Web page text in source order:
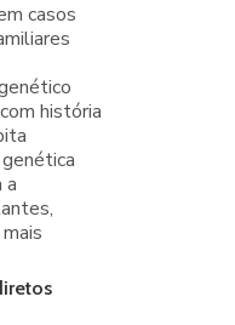
casos
história
a